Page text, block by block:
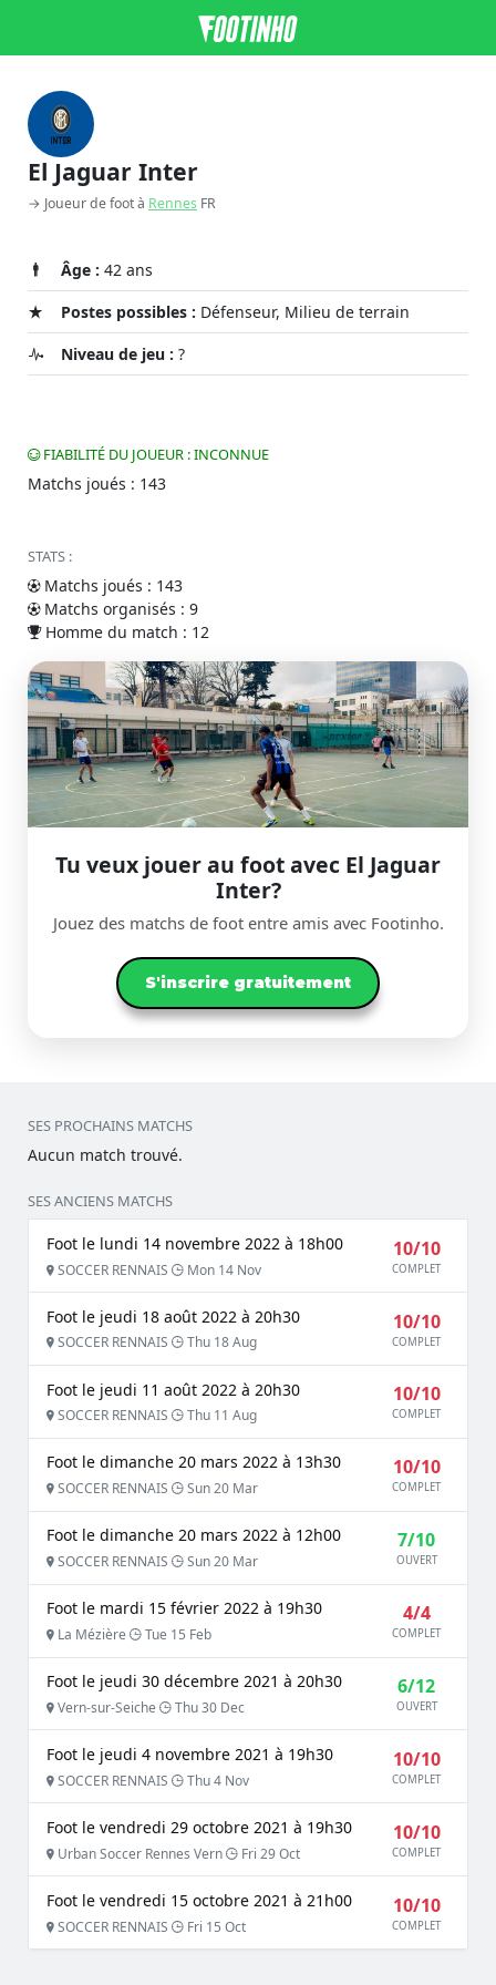
El Jaguar Inter
→ Joueur de foot à Rennes FR
Âge : 42 ans
Postes possibles : Défenseur, Milieu de terrain
Niveau de jeu : ?
FIABILITÉ DU JOUEUR : INCONNUE
Matchs joués : 143
STATS :
Matchs joués : 143
Matchs organisés : 9
Homme du match : 12
Tu veux jouer au foot avec El Jaguar
Inter?
Jouez des matchs de foot entre amis avec Footinho.
S'inscrire gratuitement
SES PROCHAINS MATCHS
Aucun match trouvé.
SES ANCIENS MATCHS
Foot le lundi 14 novembre 2022 à 18h00
SOCCER RENNAIS Mon 14 Nov
10/10
COMPLET
Foot le jeudi 18 août 2022 à 20h30
SOCCER RENNAIS Thu 18 Aug
10/10
COMPLET
Foot le jeudi 11 août 2022 à 20h30
SOCCER RENNAIS Thu 11 Aug
10/10
COMPLET
Foot le dimanche 20 mars 2022 à 13h30
SOCCER RENNAIS Sun 20 Mar
10/10
COMPLET
Foot le dimanche 20 mars 2022 à 12h00
SOCCER RENNAIS Sun 20 Mar
7/10
OUVERT
Foot le mardi 15 février 2022 à 19h30
La Mézière Tue 15 Feb
4/4
COMPLET
Foot le jeudi 30 décembre 2021 à 20h30
Vern-sur-Seiche Thu 30 Dec
6/12
OUVERT
Foot le jeudi 4 novembre 2021 à 19h30
SOCCER RENNAIS Thu 4 Nov
10/10
COMPLET
Foot le vendredi 29 octobre 2021 à 19h30
Urban Soccer Rennes Vern Fri 29 Oct
10/10
COMPLET
Foot le vendredi 15 octobre 2021 à 21h00
SOCCER RENNAIS Fri 15 Oct
10/10
COMPLET